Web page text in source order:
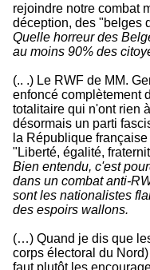
rejoindre notre combat
déception, des "belges
Quelle horreur des
au moins 90% des
(.. .) Le RWF de MM.
enfoncé complètement
totalitaire qui n'ont rien
désormais un parti
la République
"Liberté, égalité,
Bien entendu, c'est
dans un combat anti-
sont les nationalistes
des espoirs wallons.
(…) Quand je dis que
corps électoral du